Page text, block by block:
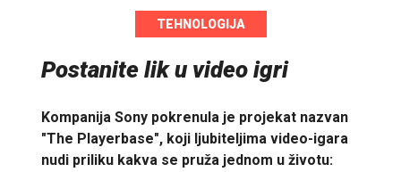
TEHNOLOGIJA
Postanite lik u video igri
Kompanija Sony pokrenula je projekat nazvan
"The Playerbase", koji ljubiteljima video-igara
nudi priliku kakva se pruža jednom u životu: